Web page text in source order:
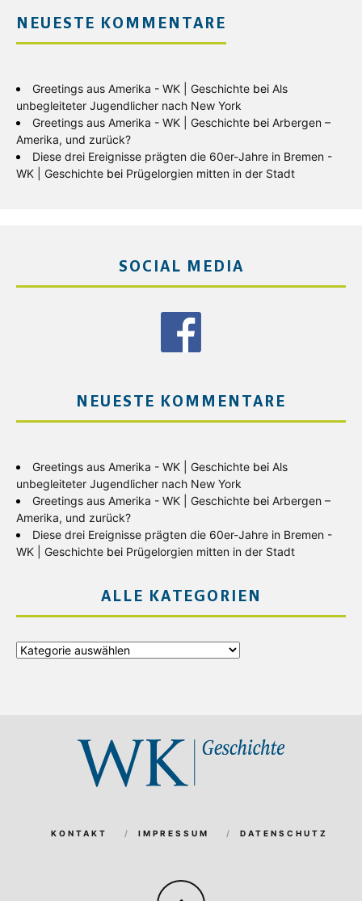
NEUESTE KOMMENTARE
Greetings aus Amerika - WK | Geschichte bei Als
unbegleiteter Jugendlicher nach New York
Greetings aus Amerika - WK | Geschichte bei Arbergen –
Amerika, und zurück?
Diese drei Ereignisse prägten die 60er-Jahre in Bremen -
WK | Geschichte bei Prügelorgien mitten in der Stadt
SOCIAL MEDIA
NEUESTE KOMMENTARE
Greetings aus Amerika - WK | Geschichte bei Als
unbegleiteter Jugendlicher nach New York
Greetings aus Amerika - WK | Geschichte bei Arbergen –
Amerika, und zurück?
Diese drei Ereignisse prägten die 60er-Jahre in Bremen -
WK | Geschichte bei Prügelorgien mitten in der Stadt
ALLE KATEGORIEN
Alle
KONTAKT IMPRESSUM DATENSCHUTZ